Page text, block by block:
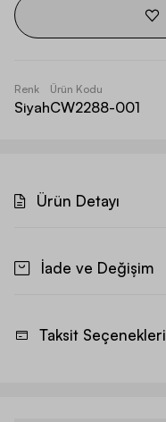
Renk
Siyah
Ürün Kodu
CW2288-001
Ürün Detayı
İade ve Değişim
Taksit Seçenekleri